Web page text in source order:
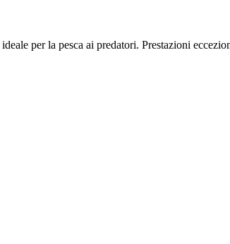
per la pesca ai predatori. Prestazioni